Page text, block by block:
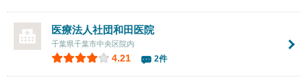
医療法人社団和田医院
千葉県千葉市中央区院内
4.21 2件